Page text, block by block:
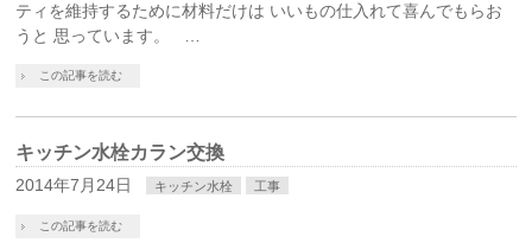
ティを維持するために材料だけは いいもの仕入れて喜んでもらお
うと 思っています。 …
この記事を読む
キッチン水栓カラン交換
2014年7月24日 キッチン水栓 工事
この記事を読む